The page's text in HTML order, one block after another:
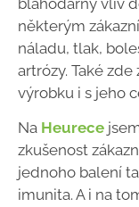
blahodárný vliv
některým
náladu, tlak,
artrózy. Také
výrobku i s jeho
Na Heurece
zkušenost
jednoho balení
imunita. A i na